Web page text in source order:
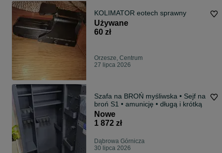
KOLIMATOR eotech sprawny
Używane
60 zł
Orzesze, Centrum
27 lipca 2026
Szafa na BROŃ myśliwska • Sejf na
broń S1 • amunicję • długą i krótką
Nowe
1 872 zł
Dąbrowa Górnicza
30 lipca 2026